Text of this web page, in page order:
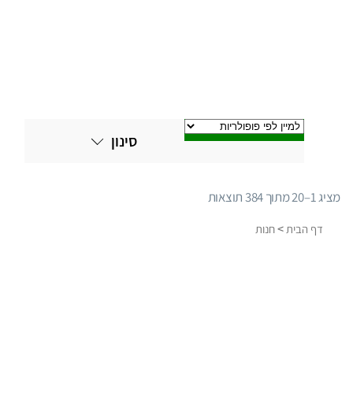
סינון
מציג 1–20 מתוך 384 תוצאות
דף הבית>חנות